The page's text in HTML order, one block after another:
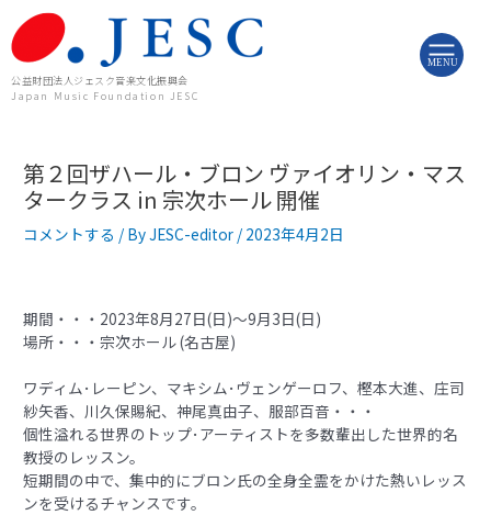
容
を
ス
キ
公益財団法人ジェスク音楽文化振興会
Japan Music Foundation JESC
MENU
第２回ザハール・ブロン ヴァイオリン・マス
タークラス in 宗次ホール 開催
コメントする / ByJESC-editor / 2023年4月2日
期間・・・2023年8月27日(日)～9月3日(日)
場所・・・宗次ホール (名古屋)
ワディム･レーピン、マキシム･ヴェンゲーロフ、樫本大進、庄司
紗矢香、川久保賜紀、神尾真由子、服部百音・・・
個性溢れる世界のトップ･アーティストを多数輩出した世界的名
教授のレッスン。
短期間の中で、集中的にブロン氏の全身全霊をかけた熱いレッス
ンを受けるチャンスです。
投
稿
ナ
ビ
ゲ
ョ
ン